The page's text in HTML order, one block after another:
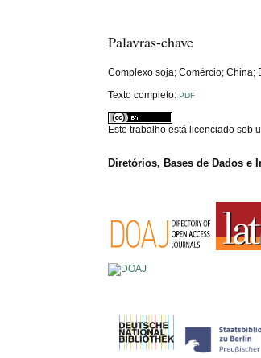
Palavras-chave
Complexo soja; Comércio; China;
Texto completo:PDF
Este trabalho está licenciado sob
Diretórios, Bases de Dados e